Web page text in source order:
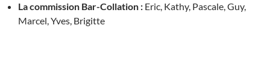
La commission Bar-Collation : Eric, Kathy, Pascale, Guy,
Marcel, Yves, Brigitte